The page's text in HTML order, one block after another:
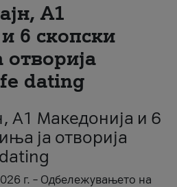
A1
6 скопски
dating
A1 Македонија и 6
ја отворија
г. – Одбележувањето на